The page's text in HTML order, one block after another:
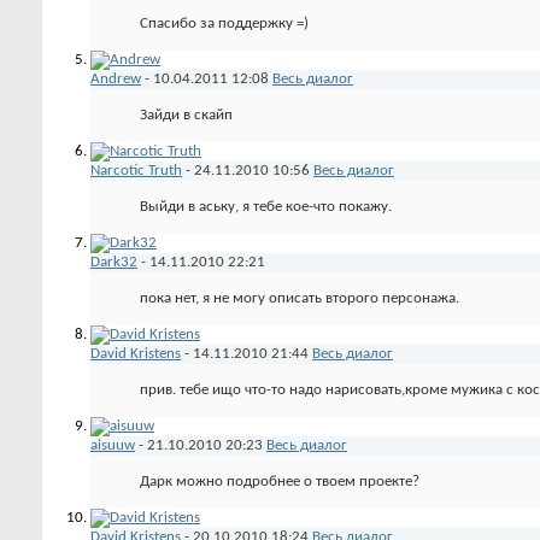
Спасибо за поддержку =)
Andrew - 10.04.2011 12:08 Весь диалог
Зайди в скайп
Narcotic Truth - 24.11.2010 10:56 Весь диалог
Выйди в аську, я тебе кое-что покажу.
Dark32 - 14.11.2010 22:21
пока нет, я не могу описать второго персонажа.
David Kristens - 14.11.2010 21:44 Весь диалог
прив. тебе ищо что-то надо нарисовать,кроме мужика с
aisuuw - 21.10.2010 20:23 Весь диалог
Дарк можно подробнее о твоем проекте?
David Kristens - 20.10.2010 18:24 Весь диалог